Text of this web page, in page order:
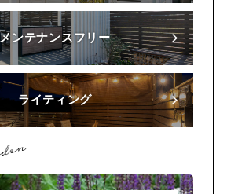
メンテナンスフリー
ライティング